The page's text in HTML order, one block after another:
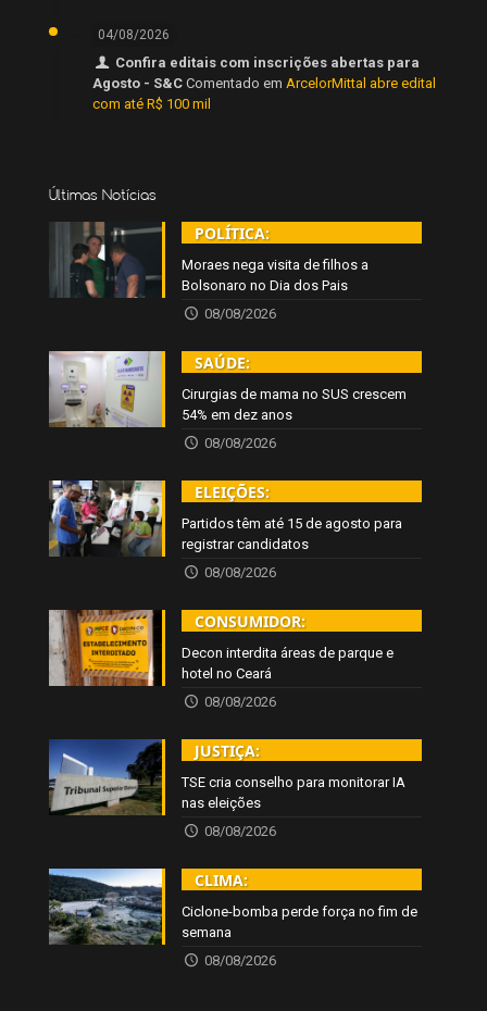
04/08/2026
Confira editais com inscrições abertas para
Agosto - S&C Comentado em ArcelorMittal abre edital
com até R$ 100 mil
Últimas Notícias
POLÍTICA:
Moraes nega visita de filhos a
Bolsonaro no Dia dos Pais
08/08/2026
SAÚDE:
Cirurgias de mama no SUS crescem
54% em dez anos
08/08/2026
ELEIÇÕES:
Partidos têm até 15 de agosto para
registrar candidatos
08/08/2026
CONSUMIDOR:
Decon interdita áreas de parque e
hotel no Ceará
08/08/2026
JUSTIÇA:
TSE cria conselho para monitorar IA
nas eleições
08/08/2026
CLIMA:
Ciclone-bomba perde força no fim de
semana
08/08/2026